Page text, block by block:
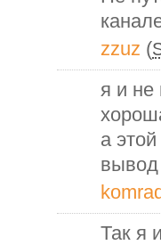
zzuz (
я и не
а
вывод
Так я